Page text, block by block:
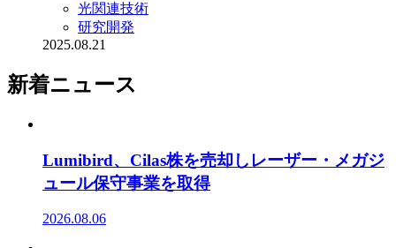
光関連技術
研究開発
2025.08.21
新着ニュース
Lumibird、Cilas株を売却しレーザー・メガジ
ュール保守事業を取得
2026.08.06